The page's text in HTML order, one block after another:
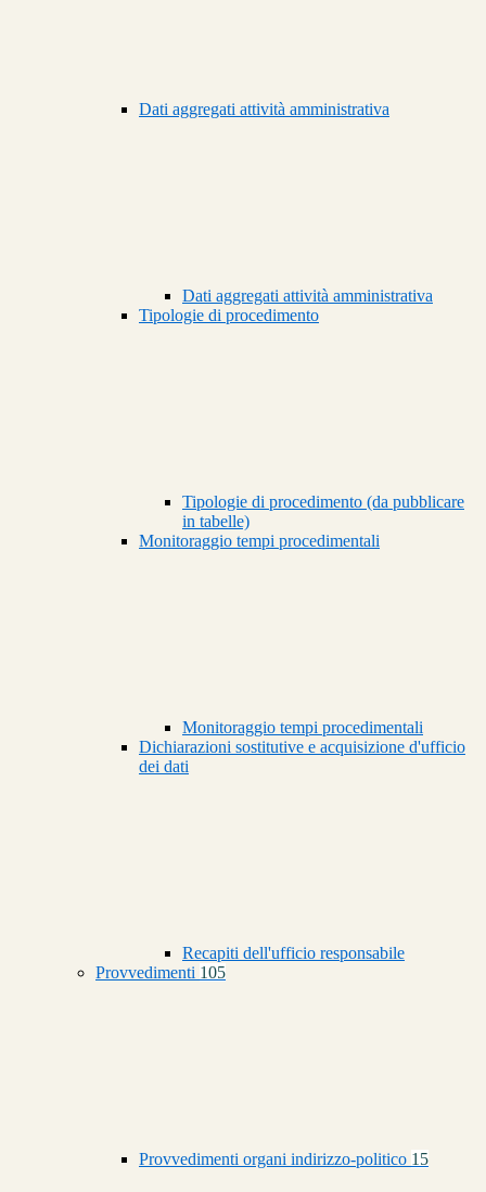
Dati aggregati attività amministrativa
Dati aggregati attività amministrativa
Tipologie di procedimento
Tipologie di procedimento (da pubblicare
in tabelle)
Monitoraggio tempi procedimentali
Monitoraggio tempi procedimentali
Dichiarazioni sostitutive e acquisizione d'ufficio
dei dati
Recapiti dell'ufficio responsabile
Provvedimenti 105
Provvedimenti organi indirizzo-politico 15